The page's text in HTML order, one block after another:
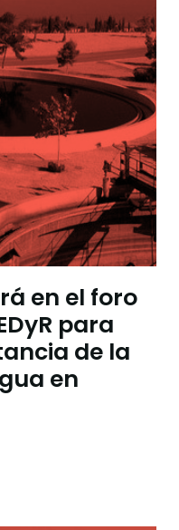
en el foro
para
de la
en